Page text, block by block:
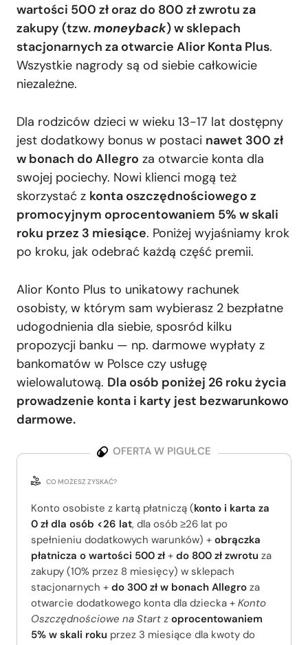
wartości 500 zł oraz do 800 zł zwrotu za
zakupy (tzw.moneyback) w sklepach
stacjonarnych za otwarcie Alior Konta Plus.
Wszystkie nagrody są od siebie całkowicie
niezależne.
Dla rodziców dzieci w wieku 13-17 lat dostępny
jest dodatkowy bonus w postaci nawet 300 zł
w bonach do Allegro za otwarcie konta dla
swojej pociechy. Nowi klienci mogą też
skorzystać z konta oszczędnościowego z
promocyjnym oprocentowaniem 5% w skali
roku przez 3 miesiące. Poniżej wyjaśniamy krok
po kroku, jak odebrać każdą część premii.
Alior Konto Plus to unikatowy rachunek
osobisty, w którym sam wybierasz 2 bezpłatne
udogodnienia dla siebie, sposród kilku
propozycji banku — np. darmowe wypłaty z
bankomatów w Polsce czy usługę
wielowalutową. Dla osób poniżej 26 roku życia
prowadzenie konta i karty jest bezwarunkowo
darmowe.
OFERTA W PIGUŁCE
CO MOŻESZ ZYSKAĆ?
Konto osobiste z kartą płatniczą (konto i karta za
0 zł dla osób <26 lat, dla osób ≥26 lat po
spełnieniu dodatkowych warunków) + obrączka
płatnicza o wartości 500 zł + do 800 zł zwrotu za
zakupy (10% przez 8 miesięcy) w sklepach
stacjonarnych + do 300 zł w bonach Allegro za
otwarcie dodatkowego konta dla dziecka + Konto
Oszczędnościowe na Start z oprocentowaniem
5% w skali roku przez 3 miesiące dla kwoty do